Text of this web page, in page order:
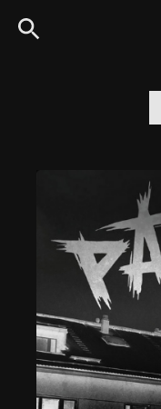
Siirry
suoraan